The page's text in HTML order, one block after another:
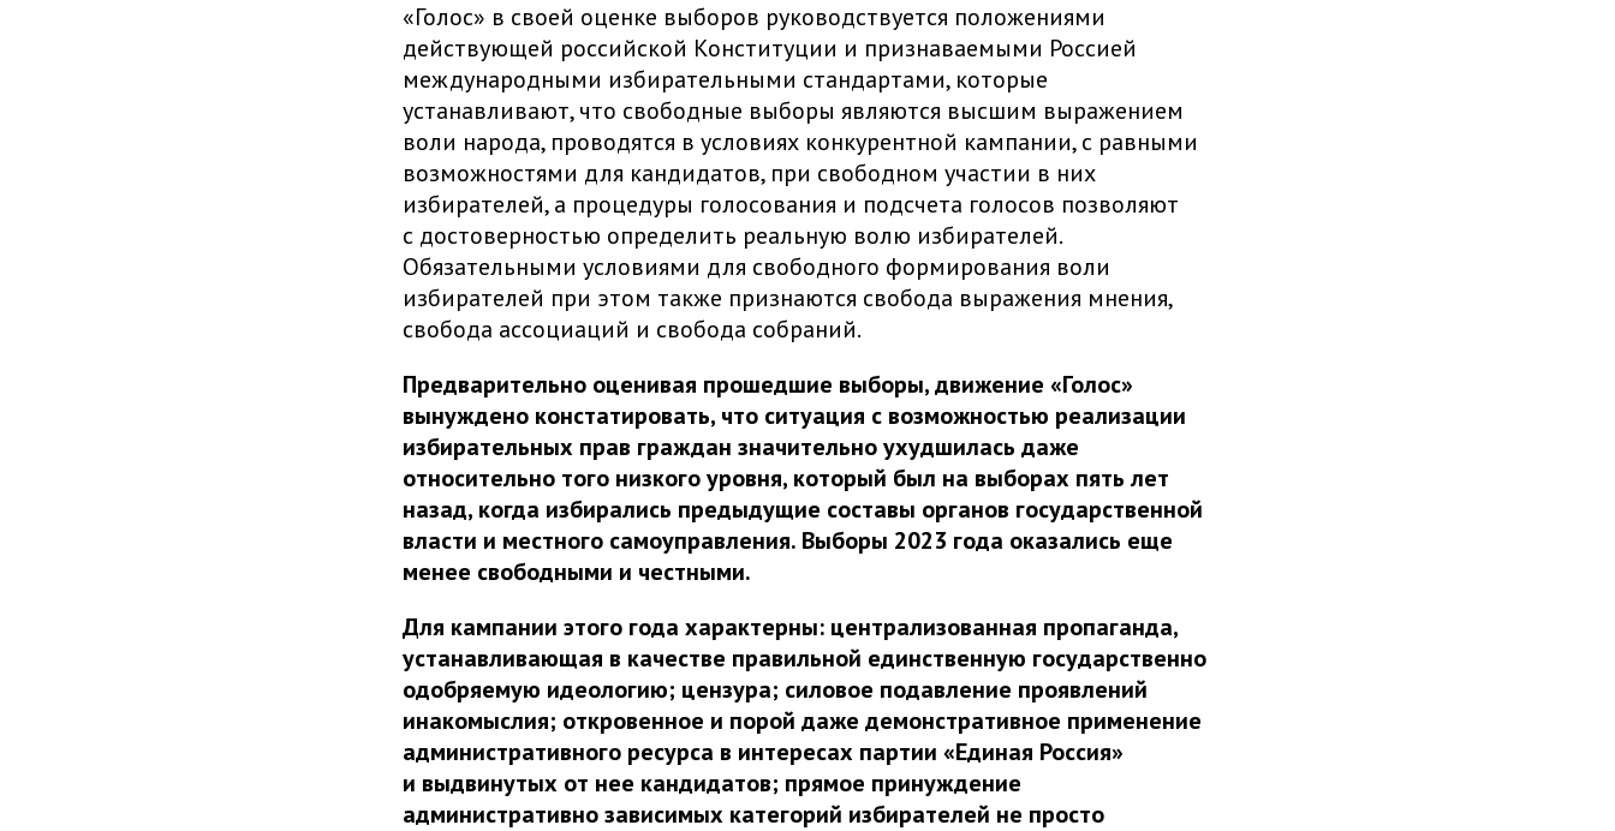
«Голос» в своей оценке выборов руководствуется положениями
действующей российской Конституции и признаваемыми Россией
международными избирательными стандартами, которые
устанавливают, что свободные выборы являются высшим выражением
воли народа, проводятся в условиях конкурентной кампании, с равными
возможностями для кандидатов, при свободном участии в них
избирателей, а процедуры голосования и подсчета голосов позволяют
с достоверностью определить реальную волю избирателей.
Обязательными условиями для свободного формирования воли
избирателей при этом также признаются свобода выражения мнения,
свобода ассоциаций и свобода собраний.
Предварительно оценивая прошедшие выборы, движение «Голос»
вынуждено констатировать, что ситуация с возможностью реализации
избирательных прав граждан значительно ухудшилась даже
относительно того низкого уровня, который был на выборах пять лет
назад, когда избирались предыдущие составы органов государственной
власти и местного самоуправления. Выборы 2023 года оказались еще
менее свободными и честными.
Для кампании этого года характерны: централизованная пропаганда,
устанавливающая в качестве правильной единственную государственно
одобряемую идеологию; цензура; силовое подавление проявлений
инакомыслия; откровенное и порой даже демонстративное применение
административного ресурса в интересах партии «Единая Россия»
и выдвинутых от нее кандидатов; прямое принуждение
административно зависимых категорий избирателей не просто